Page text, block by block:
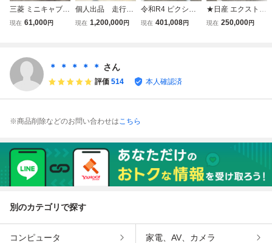
三菱 ミニキャブバ
ン U61V 低走行 5
軽キャンプ 釣り
現在 61,000円
個人出品 走行38
62km 車検令和9年
アメリカ1250 ス
ース付
現在 1,200,000円
令和R4 ピクシス
バン クルーズ ★3
現在 401,008円
★日産 エクストレ
イル20X！自家塗
★
現在 250,000円
＊ ＊ ＊ ＊ ＊ さん
評価 514 本人確認済
※商品削除などのお問い合わせはこちら
別のカテゴリで探す
コンピュータ 家電、AV、カメラ